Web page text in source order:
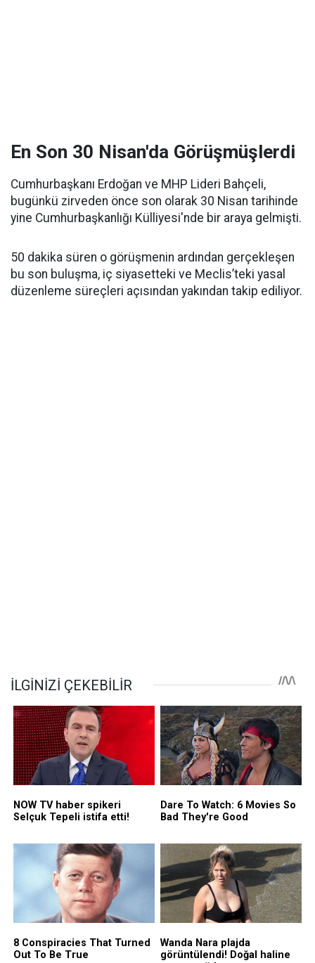
En Son 30 Nisan'da Görüşmüşlerdi
Cumhurbaşkanı Erdoğan ve MHP Lideri Bahçeli,
bugünkü zirveden önce son olarak 30 Nisan tarihinde
yine Cumhurbaşkanlığı Külliyesi'nde bir araya gelmişti.
50 dakika süren o görüşmenin ardından gerçekleşen
bu son buluşma, iç siyasetteki ve Meclis’teki yasal
düzenleme süreçleri açısından yakından takip ediliyor.